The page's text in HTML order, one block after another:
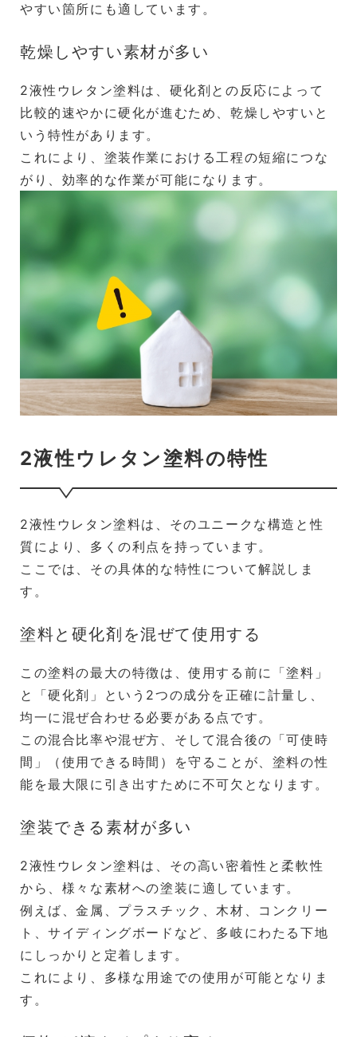
やすい箇所にも適しています。
乾燥しやすい素材が多い
2液性ウレタン塗料は、硬化剤との反応によって
比較的速やかに硬化が進むため、乾燥しやすいと
いう特性があります。
これにより、塗装作業における工程の短縮につな
がり、効率的な作業が可能になります。
2液性ウレタン塗料の特性
2液性ウレタン塗料は、そのユニークな構造と性
質により、多くの利点を持っています。
ここでは、その具体的な特性について解説しま
す。
塗料と硬化剤を混ぜて使用する
この塗料の最大の特徴は、使用する前に「塗料」
と「硬化剤」という2つの成分を正確に計量し、
均一に混ぜ合わせる必要がある点です。
この混合比率や混ぜ方、そして混合後の「可使時
間」（使用できる時間）を守ることが、塗料の性
能を最大限に引き出すために不可欠となります。
塗装できる素材が多い
2液性ウレタン塗料は、その高い密着性と柔軟性
から、様々な素材への塗装に適しています。
例えば、金属、プラスチック、木材、コンクリー
ト、サイディングボードなど、多岐にわたる下地
にしっかりと定着します。
これにより、多様な用途での使用が可能となりま
す。